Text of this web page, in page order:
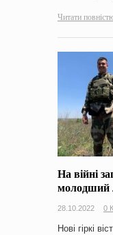
Читати
На війні
молодший
28.10.2022 0
Нові гіркі